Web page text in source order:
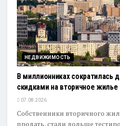
НЕДВИЖИМОСТЬ
В миллионниках сократилась
скидками на вторичное жилье
07.08.2026
Собственники вторичного
продать, стали дольше